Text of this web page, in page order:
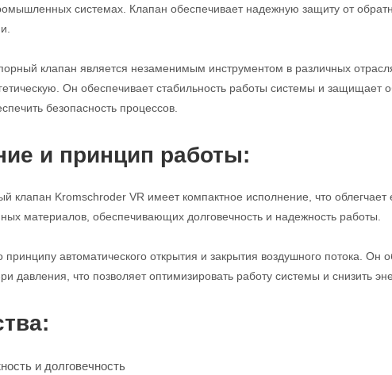
системах. Клапан обеспечивает надежную защиту от
клапан является незаменимым инструментом в различных
Он обеспечивает стабильность работы системы и защищает
безопасность процессов.
и принцип работы:
клапан Kromschroder VR имеет компактное исполнение, что
материалов, обеспечивающих долговечность и надежность работы.
принципу автоматического открытия и закрытия воздушного потока. Он
давления, что позволяет оптимизировать работу системы и снизить
и долговечность